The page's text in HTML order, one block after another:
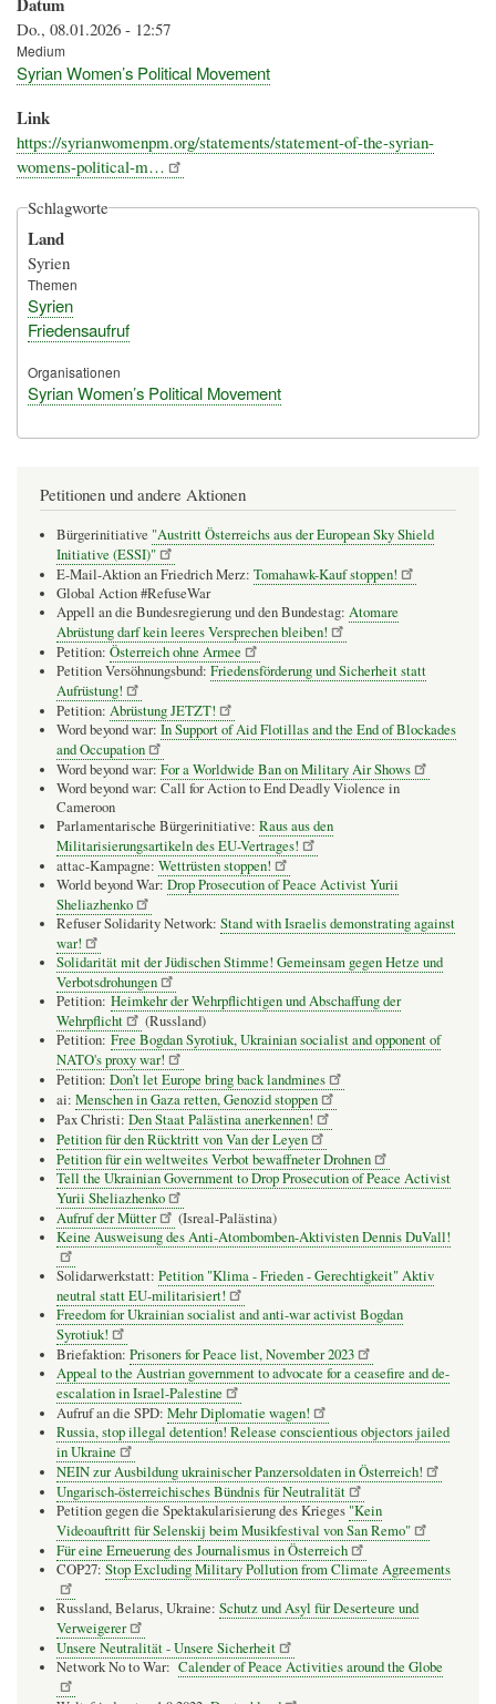
Datum
Do., 08.01.2026 - 12:57
Medium
Syrian Women’s Political Movement
Link
https://syrianwomenpm.org/statements/statement-of-the-syrian-
womens-political-m…
Schlagworte
Land
Syrien
Themen
Syrien
Friedensaufruf
Organisationen
Syrian Women’s Political Movement
Petitionen und andere Aktionen
Bürgerinitiative "Austritt Österreichs aus der European Sky Shield
Initiative (ESSI)"
E-Mail-Aktion an Friedrich Merz: Tomahawk-Kauf stoppen!
Global Action #RefuseWar
Appell an die Bundesregierung und den Bundestag: Atomare
Abrüstung darf kein leeres Versprechen bleiben!
Petition: Österreich ohne Armee
Petition Versöhnungsbund: Friedensförderung und Sicherheit statt
Aufrüstung!
Petition: Abrüstung JETZT!
Word beyond war: In Support of Aid Flotillas and the End of Blockades
and Occupation
Word beyond war: For a Worldwide Ban on Military Air Shows
Word beyond war: Call for Action to End Deadly Violence in
Cameroon
Parlamentarische Bürgerinitiative: Raus aus den
Militarisierungsartikeln des EU-Vertrages!
attac-Kampagne: Wettrüsten stoppen!
World beyond War: Drop Prosecution of Peace Activist Yurii
Sheliazhenko
Refuser Solidarity Network: Stand with Israelis demonstrating against
war!
Solidarität mit der Jüdischen Stimme! Gemeinsam gegen Hetze und
Verbotsdrohungen
Petition: Heimkehr der Wehrpflichtigen und Abschaffung der
Wehrpflicht
(Russland)
Petition: Free Bogdan Syrotiuk, Ukrainian socialist and opponent of
NATO's proxy war!
Petition: Don’t let Europe bring back landmines
ai: Menschen in Gaza retten, Genozid stoppen
Pax Christi: Den Staat Palästina anerkennen!
Petition für den Rücktritt von Van der Leyen
Petition für ein weltweites Verbot bewaffneter Drohnen
Tell the Ukrainian Government to Drop Prosecution of Peace Activist
Yurii Sheliazhenko
Aufruf der Mütter
(Isreal-Palästina)
Keine Ausweisung des Anti-Atombomben-Aktivisten Dennis DuVall!
Solidarwerkstatt: Petition "Klima - Frieden - Gerechtigkeit" Aktiv
neutral statt EU-militarisiert!
Freedom for Ukrainian socialist and anti-war activist Bogdan
Syrotiuk!
Briefaktion: Prisoners for Peace list, November 2023
Appeal to the Austrian government to advocate for a ceasefire and de-
escalation in Israel-Palestine
Aufruf an die SPD: Mehr Diplomatie wagen!
Russia, stop illegal detention! Release conscientious objectors jailed
in Ukraine
NEIN zur Ausbildung ukrainischer Panzersoldaten in Österreich!
Ungarisch-österreichisches Bündnis für Neutralität
Petition gegen die Spektakularisierung des Krieges "Kein
Videoauftritt für Selenskij beim Musikfestival von San Remo"
Für eine Erneuerung des Journalismus in Österreich
COP27: Stop Excluding Military Pollution from Climate Agreements
Russland, Belarus, Ukraine: Schutz und Asyl für Deserteure und
Verweigerer
Unsere Neutralität - Unsere Sicherheit
Network No to War: Calender of Peace Activities around the Globe